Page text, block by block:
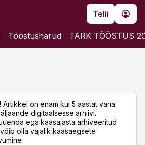
Telli
Tööstusharud TARK TÖÖSTUS
Artikkel on enam kui 5 aastat vana
digitaalsesse arhiivi.
ega kaasajasta arhiveeritud
olla vajalik kaasaegsete